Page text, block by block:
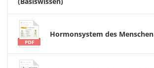
Hormonsystem des Menschen